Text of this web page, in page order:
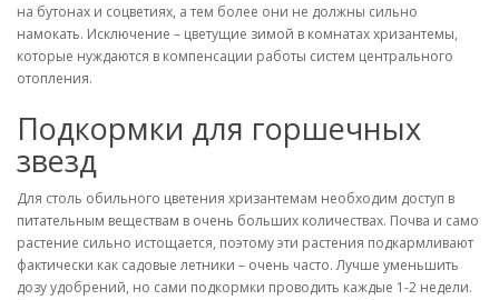
на бутонах и соцветиях, а тем более они не должны сильно
намокать. Исключение – цветущие зимой в комнатах хризантемы,
которые нуждаются в компенсации работы систем центрального
отопления.
Подкормки для горшечных
звезд
Для столь обильного цветения хризантемам необходим доступ в
питательным веществам в очень больших количествах. Почва и само
растение сильно истощается, поэтому эти растения подкармливают
фактически как садовые летники – очень часто. Лучше уменьшить
дозу удобрений, но сами подкормки проводить каждые 1-2 недели.